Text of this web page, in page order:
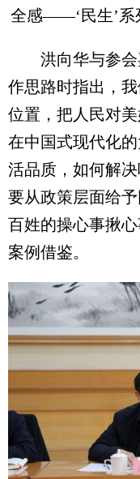
全感——‘民生’系
洪向华与参会
作思路时指出，
位置，把人民对
在中国式现代化
活品质，如何解
要从政策层面给
百姓的操心事揪
案例借鉴。